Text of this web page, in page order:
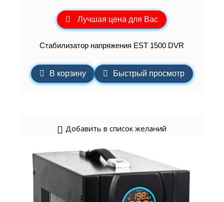
Лучшая цена для Вас
Стабилизатор напряжения EST 1500 DVR
В корзину Быстрый просмотр
Добавить в список желаний